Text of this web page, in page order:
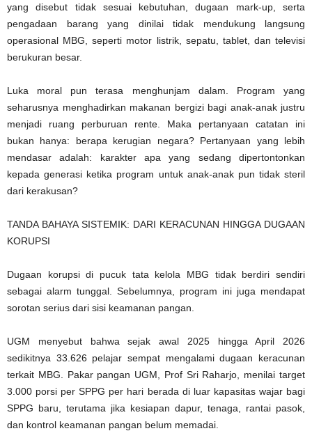
yang disebut tidak sesuai kebutuhan, dugaan mark-up, serta
pengadaan barang yang dinilai tidak mendukung langsung
operasional MBG, seperti motor listrik, sepatu, tablet, dan televisi
berukuran besar.
Luka moral pun terasa menghunjam dalam. Program yang
seharusnya menghadirkan makanan bergizi bagi anak-anak justru
menjadi ruang perburuan rente. Maka pertanyaan catatan ini
bukan hanya: berapa kerugian negara? Pertanyaan yang lebih
mendasar adalah: karakter apa yang sedang dipertontonkan
kepada generasi ketika program untuk anak-anak pun tidak steril
dari kerakusan?
TANDA BAHAYA SISTEMIK: DARI KERACUNAN HINGGA DUGAAN
KORUPSI
Dugaan korupsi di pucuk tata kelola MBG tidak berdiri sendiri
sebagai alarm tunggal. Sebelumnya, program ini juga mendapat
sorotan serius dari sisi keamanan pangan.
UGM menyebut bahwa sejak awal 2025 hingga April 2026
sedikitnya 33.626 pelajar sempat mengalami dugaan keracunan
terkait MBG. Pakar pangan UGM, Prof Sri Raharjo, menilai target
3.000 porsi per SPPG per hari berada di luar kapasitas wajar bagi
SPPG baru, terutama jika kesiapan dapur, tenaga, rantai pasok,
dan kontrol keamanan pangan belum memadai.